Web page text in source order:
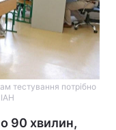
тестування потрібно
90 хвилин,